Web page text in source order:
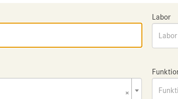
Labor
×